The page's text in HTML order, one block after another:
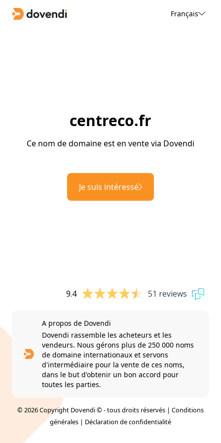
Français
centreco.fr
Ce nom de domaine est en vente via Dovendi
Je suis intéressé
9.4 51 reviews
A propos de Dovendi
Dovendi rassemble les acheteurs et les
vendeurs. Nous gérons plus de 250 000 noms
de domaine internationaux et servons
d'intermédiaire pour la vente de ces noms,
dans le but d'obtenir un bon accord pour
toutes les parties.
© 2026 Copyright Dovendi © - tous droits réservés | Conditions
générales | Déclaration de confidentialité